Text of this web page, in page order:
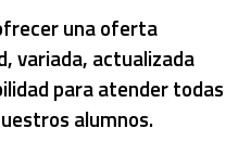
una oferta
variada, actualizada
para atender todas
alumnos.